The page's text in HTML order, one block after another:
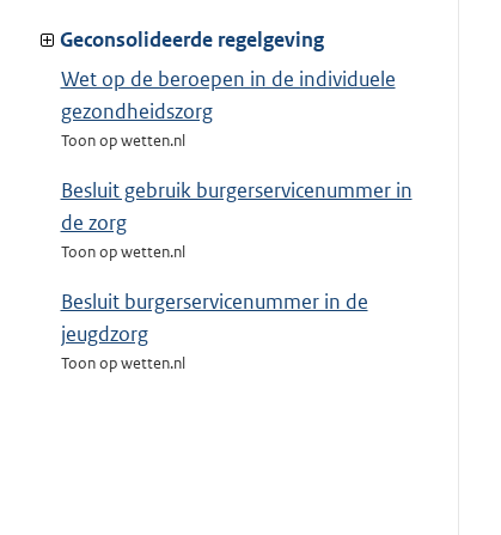
Geconsolideerde regelgeving
Wet op de beroepen in de individuele
gezondheidszorg
Toon op wetten.nl
Besluit gebruik burgerservicenummer in
de zorg
Toon op wetten.nl
Besluit burgerservicenummer in de
jeugdzorg
Toon op wetten.nl